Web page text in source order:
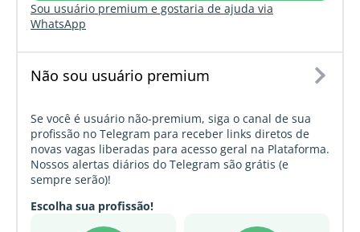
Sou usuário premium e gostaria de ajuda via
WhatsApp
Não sou usuário premium
Se você é usuário não-premium, siga o canal de sua
profissão no Telegram para receber links diretos de
novas vagas liberadas para acesso geral na Plataforma.
Nossos alertas diários do Telegram são grátis (e
sempre serão)!
Escolha sua profissão!